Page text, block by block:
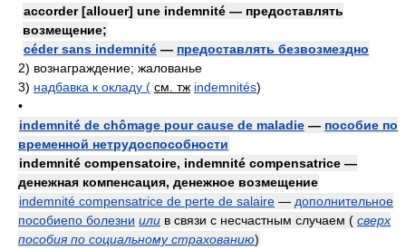
accorder [allouer] une indemnité — предоставлять
возмещение;
céder sans indemnité — предоставлять безвозмездно
2) вознаграждение; жалованье
3) надбавка к окладу ( см. тж indemnités)
•
indemnité de chômage pour cause de maladie — пособие по
временной нетрудоспособности
indemnité compensatoire, indemnité compensatrice —
денежная компенсация, денежное возмещение
indemnité compensatrice de perte de salaire — дополнительное
пособиепо болезни или в связи с несчастным случаем ( сверх
пособия по социальному страхованию)